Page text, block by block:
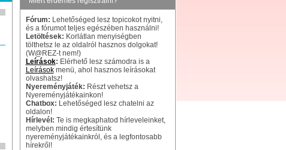
Fórum: Lehetőséged lesz topicokot nyitni,
és a fórumot teljes egészében használni!
Letöltések: Korlátlan menyiségben
tölthetsz le az oldalról hasznos dolgokat!
(W@REZ-t nem!)
Leírások: Elérhető lesz számodra is a
Leírásokmenü, ahol hasznos leírásokat
olvashatsz!
Nyereményjáték: Részt vehetsz a
Nyereményjátékainkon!
Chatbox: Lehetőséged lesz chatelni az
oldalon!
Hírlevél: Te is megkaphatod hírleveleinket,
melyben mindig értesítünk
nyereményjátékainkról, és a legfontosabb
hírekről!